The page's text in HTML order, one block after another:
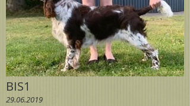
BIS1
29.06.2019